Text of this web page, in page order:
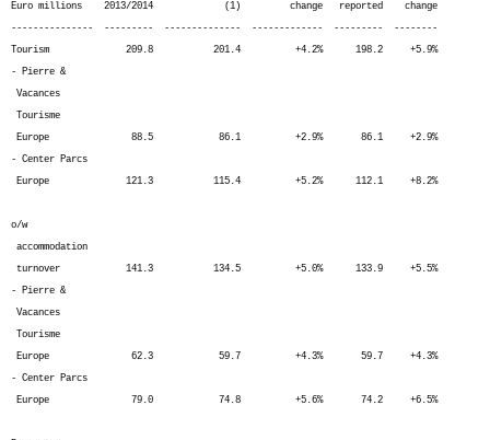
Euro millions 2013/2014 (1) change reported change
--------------- --------- -------------- ------------- --------- --------
Tourism 209.8 201.4 +4.2% 198.2 +5.9%
- Pierre &
Vacances
Tourisme
Europe 88.5 86.1 +2.9% 86.1 +2.9%
- Center Parcs
Europe 121.3 115.4 +5.2% 112.1 +8.2%
o/w
accommodation
turnover 141.3 134.5 +5.0% 133.9 +5.5%
- Pierre &
Vacances
Tourisme
Europe 62.3 59.7 +4.3% 59.7 +4.3%
- Center Parcs
Europe 79.0 74.8 +5.6% 74.2 +6.5%